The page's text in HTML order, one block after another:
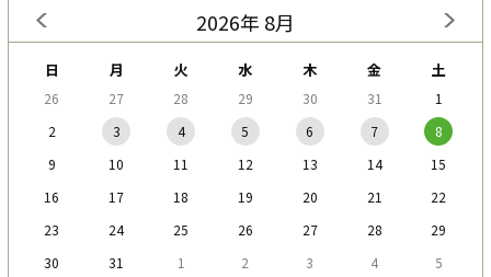
2026年 8月
日 月 火 水 木 金 土
26 27 28 29 30 31
1
2
3 4 5 6 7
8
9
10 11 12 13 14
15
16
17 18 19 20 21
22
23
24 25 26 27 28
29
30
31 1 2 3 4 5